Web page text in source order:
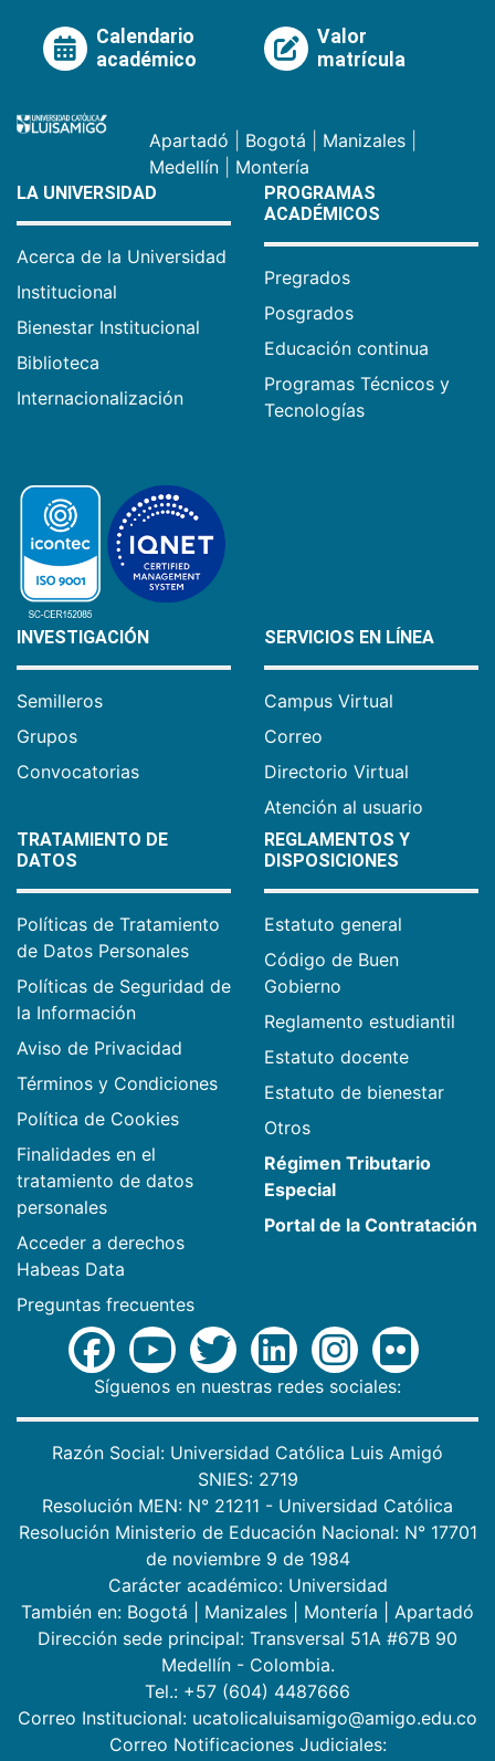
Calendario
académico
Valor
matrícula
Apartadó Bogotá Manizales
Medellín
Montería
LA UNIVERSIDAD
Acerca de la Universidad
Institucional
Bienestar Institucional
Biblioteca
Internacionalización
PROGRAMAS
ACADÉMICOS
Pregrados
Posgrados
Educación continua
Programas Técnicos y
Tecnologías
INVESTIGACIÓN
Semilleros
Grupos
Convocatorias
SERVICIOS EN LÍNEA
Campus Virtual
Correo
Directorio Virtual
Atención al usuario
TRATAMIENTO DE
DATOS
Políticas de Tratamiento
de Datos Personales
Políticas de Seguridad de
la Información
Aviso de Privacidad
Términos y Condiciones
Política de Cookies
Finalidades en el
tratamiento de datos
personales
Acceder a derechos
Habeas Data
Preguntas frecuentes
REGLAMENTOS Y
DISPOSICIONES
Estatuto general
Código de Buen
Gobierno
Reglamento estudiantil
Estatuto docente
Estatuto de bienestar
Otros
Régimen Tributario
Especial
Portal de la Contratación
Síguenos en nuestras redes sociales:
Razón Social: Universidad Católica Luis Amigó
SNIES: 2719
Resolución MEN: N° 21211 - Universidad Católica
Resolución Ministerio de Educación Nacional: N° 17701
de noviembre 9 de 1984
Carácter académico: Universidad
También en: Bogotá Manizales Montería
Apartadó
Dirección sede principal: Transversal 51A #67B 90
Medellín - Colombia.
Tel.: +57 (604) 4487666
Correo Institucional: ucatolicaluisamigo@amigo.edu.co
Correo Notificaciones Judiciales: